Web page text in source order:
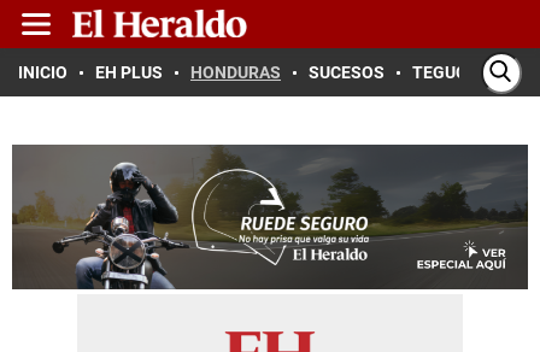
INICIO EH PLUS HONDURAS SUCESOS TEGUCIGALPA